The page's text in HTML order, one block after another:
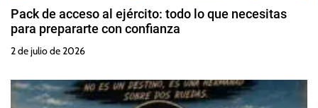
Pack de acceso al ejército: todo lo que necesitas
para prepararte con confianza
2 de julio de 2026